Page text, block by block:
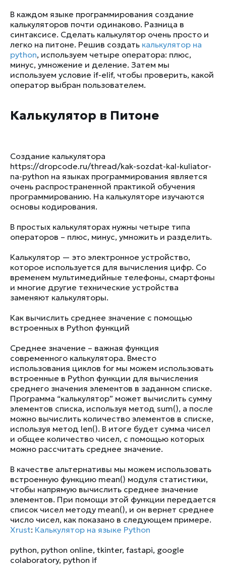
В каждом языке программирования создание
калькуляторов почти одинаково. Разница в
синтаксисе. Сделать калькулятор очень просто и
легко на питоне. Решив создать калькулятор на
python, используем четыре оператора: плюс,
минус, умножение и деление. Затем мы
используем условие if-elif, чтобы проверить, какой
оператор выбран пользователем.
Калькулятор в Питоне
Создание калькулятора
https://dropcode.ru/thread/kak-sozdat-kal-kuliator-
na-python на языках программирования является
очень распространенной практикой обучения
программированию. На калькуляторе изучаются
основы кодирования.
В простых калькуляторах нужны четыре типа
операторов – плюс, минус, умножить и разделить.
Калькулятор — это электронное устройство,
которое используется для вычисления цифр. Со
временем мультимедийные телефоны, смартфоны
и многие другие технические устройства
заменяют калькуляторы.
Как вычислить среднее значение с помощью
встроенных в Python функций
Среднее значение – важная функция
современного калькулятора. Вместо
использования циклов for мы можем использовать
встроенные в Python функции для вычисления
среднего значения элементов в заданном списке.
Программа “калькулятор” может вычислить сумму
элементов списка, используя метод sum(), а после
можно вычислить количество элементов в списке,
используя метод len(). В итоге будет сумма чисел
и общее количество чисел, с помощью которых
можно рассчитать среднее значение.
В качестве альтернативы мы можем использовать
встроенную функцию mean() модуля статистики,
чтобы напрямую вычислить среднее значение
элементов. При помощи этой функции передается
список чисел методу mean(), и он вернет среднее
число чисел, как показано в следующем примере.
Xrust: Калькулятор на языке Python
python, python online, tkinter, fastapi, google
colaboratory, python if